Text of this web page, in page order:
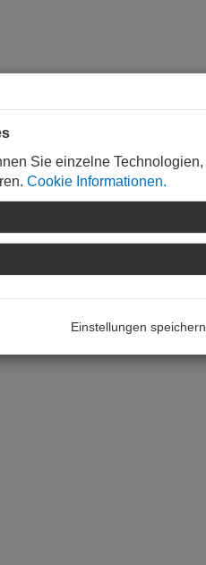
Sie einzelne
Cookie Informationen.
Einstellungen speichern